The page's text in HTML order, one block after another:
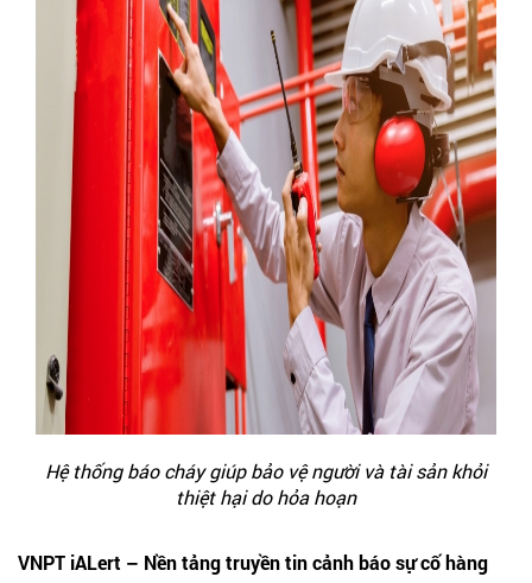
Hệ thống báo cháy giúp bảo vệ người và tài sản khỏi
thiệt hại do hỏa hoạn
VNPT iALert – Nền tảng truyền tin cảnh báo sự cố hàng